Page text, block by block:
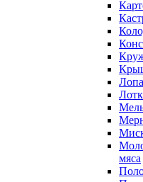
мяса